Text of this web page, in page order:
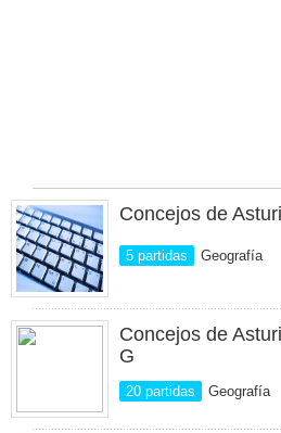
Concejos de
5 partidas Geografía
Concejos de
G
20 partidas Geografía